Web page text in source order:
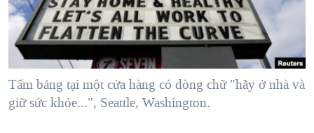
"Tìm"NGƯỜI VIỆT HẢI NGOẠI
ĐỜI SỐNG
KINH TẾ
KHOA HỌC
TẠI
HÀNH TRÌNH BẦU CỬ 2024
GIẢI MÃ VÀNH ĐAI & CON ĐƯỜNG
NGÀY TỊ NẠN THẾ GIỚI
VIDEO
NGHE
MẠNG XÃ HỘI
Tấm bảng tại một cửa hàng có dòng chữ "hãy ở nhà và
giữ sức khỏe...", Seattle, Washington.